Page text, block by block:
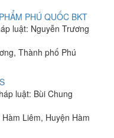
PHÚ QUỐC BKT
luật: Nguyễn Trương
Thành phố Phú
luật: Bùi Chung
Liêm, Huyện Hàm